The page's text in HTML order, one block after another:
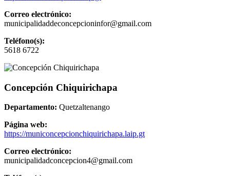
Correo electrónico:
municipalidaddeconcepcioninfor@gmail.com
Teléfono(s):
5618 6722
Concepción Chiquirichapa
Departamento: Quetzaltenango
Página web:
https://municoncepcionchiquirichapa.laip.gt
Correo electrónico:
municipalidadconcepcion4@gmail.com